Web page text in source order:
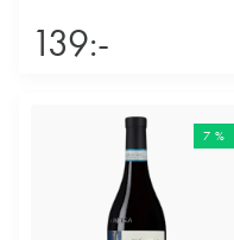
139:-
7 %